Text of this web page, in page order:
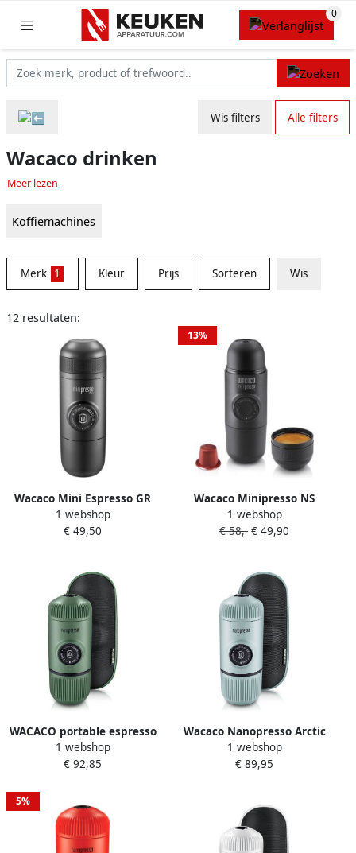
Wis filters Alle filters
Wacaco drinken
Meer lezen
Koffiemachines
Merk 1 Kleur Prijs Sorteren Wis
12 resultaten:
Wacaco Mini Espresso GR
Portable Koffie Maker Koffie
Maker voor Onderweg
1 webshop
€ 49,50
13%
Wacaco Minipresso NS
portable cofee maker
Espresso to go Zwart
1 webshop
€ 58,- € 49,90
WACACO portable espresso
apparaat NANOPRESSO
(Moss Green)
1 webshop
€ 92,85
Wacaco Nanopresso Arctic
Blue Draagbare
Koffiemachine + Koffer
1 webshop
€ 89,95
5%